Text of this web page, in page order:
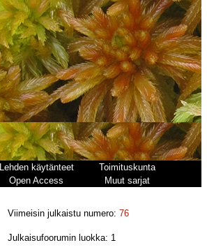
Lehden käytänteet
Toimituskunta
Open Access Muut sarjat
Viimeisin julkaistu numero:76
Julkaisufoorumin luokka: 1